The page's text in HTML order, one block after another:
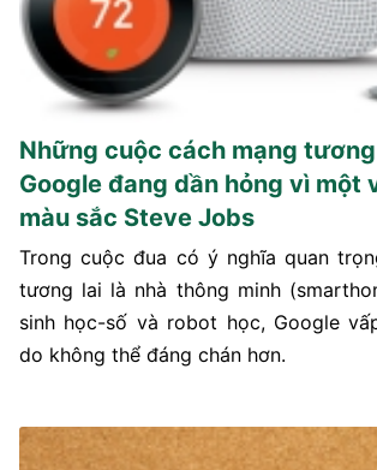
Những cuộc cách mạng
Google đang dần hỏng vì một
màu sắc Steve Jobs
Trong cuộc đua có ý nghĩa quan
tương lai là nhà thông minh
sinh học-số và robot học, Google
do không thể đáng chán hơn.